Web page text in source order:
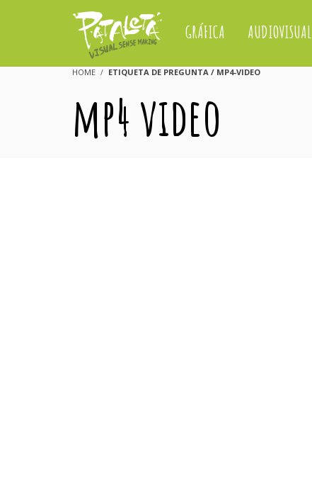
GRÁFICA AUDIOVISUAL
HOME ETIQUETA DE PREGUNTA / MP4-VIDEO
mp4 video